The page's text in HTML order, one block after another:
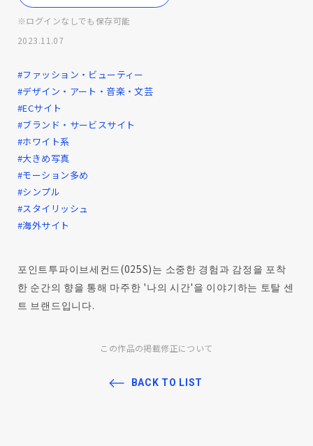
※ログインなしでも保存可能
2023.11.07
#ファッション・ビューティー
#デザイン・アート・音楽・文芸
#ECサイト
#ブランド・サービスサイト
#ホワイト系
#大きめ写真
#モーション多め
#シンプル
#スタイリッシュ
#海外サイト
포인트투파이브세컨드(025S)는 소중한 경험과 감정을 포착
한 순간의 향을 통해 마주한 '나의 시간'을 이야기하는 토탈 센
트 브랜드입니다.
この作品の掲載修正について
BACK TO LIST